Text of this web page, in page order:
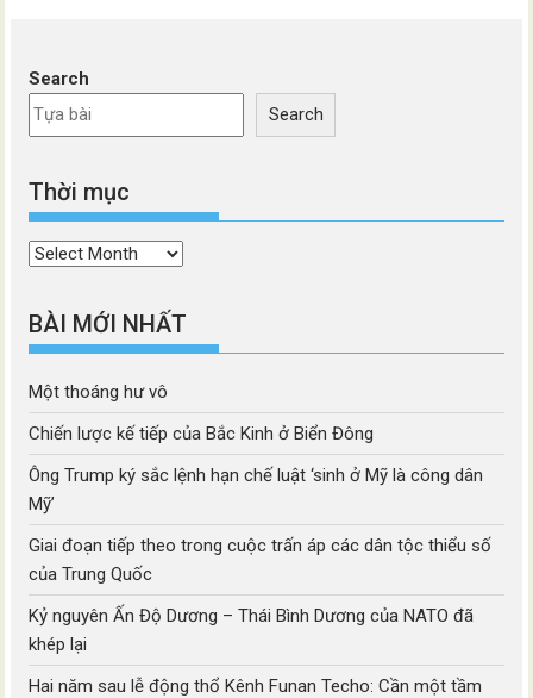
Search
Search
Thời mục
Thời
BÀI MỚI NHẤT
Một thoáng hư vô
Chiến lược kế tiếp của Bắc Kinh ở Biển Đông
Ông Trump ký sắc lệnh hạn chế luật ‘sinh ở Mỹ là công dân
Mỹ’
Giai đoạn tiếp theo trong cuộc trấn áp các dân tộc thiểu số
của Trung Quốc
Kỷ nguyên Ấn Độ Dương – Thái Bình Dương của NATO đã
khép lại
Hai năm sau lễ động thổ Kênh Funan Techo: Cần một tầm